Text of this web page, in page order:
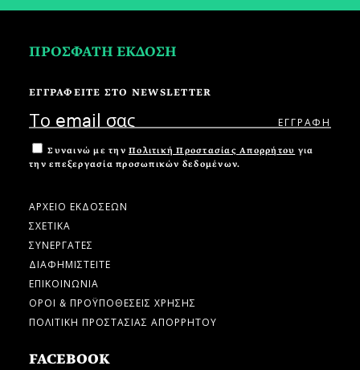
ΠΡΟΣΦΑΤΗ ΕΚΔΟΣΗ
ΕΓΓΡΑΦΕΙΤΕ ΣΤΟ NEWSLETTER
Συναινώ με την Πολιτική Προστασίας Απορρήτου για
την επεξεργασία προσωπικών δεδομένων.
ΑΡΧΕΙΟ ΕΚΔΟΣΕΩΝ
ΣΧΕΤΙΚΑ
ΣΥΝΕΡΓΑΤΕΣ
ΔΙΑΦΗΜΙΣΤΕΙΤΕ
ΕΠΙΚΟΙΝΩΝΙΑ
ΟΡΟΙ & ΠΡΟΫΠΟΘΕΣΕΙΣ ΧΡΗΣΗΣ
ΠΟΛΙΤΙΚΗ ΠΡΟΣΤΑΣΙΑΣ ΑΠΟΡΡΗΤΟΥ
FACEBOOK